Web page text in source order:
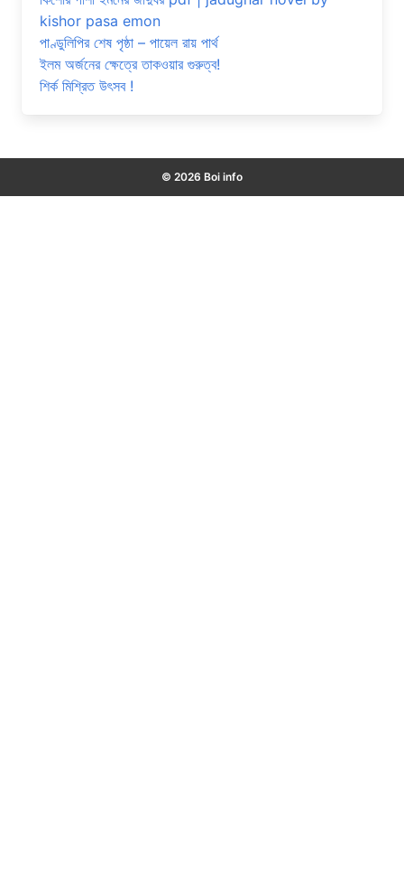
kishor pasa emon
পাণ্ডুলিপির শেষ পৃষ্ঠা – পায়েল রায় পার্থ
ইলম অর্জনের ক্ষেত্রে তাকওয়ার গুরুত্ব!
শির্ক মিশ্রিত উৎসব !
© 2026 Boi info